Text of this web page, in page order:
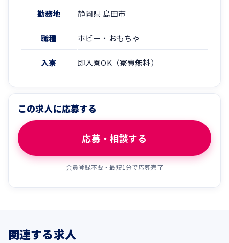
勤務地 静岡県 島田市
職種 ホビー・おもちゃ
入寮 即入寮OK（寮費無料）
この求人に応募する
応募・相談する
会員登録不要・最短1分で応募完了
関連する求人